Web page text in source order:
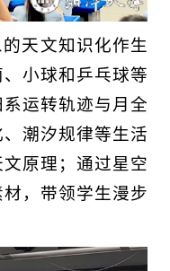
天文知识化作生
小球和乒乓球等
运转轨迹与月全
潮汐规律等生活
原理；通过星空
，带领学生漫步